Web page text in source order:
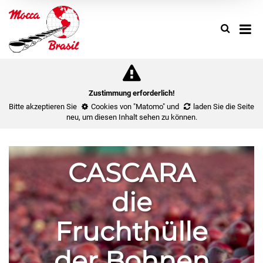
Zustimmung erforderlich!
Bitte akzeptieren Sie
Cookies von "Matomo" und
laden Sie die Seite
neu, um diesen Inhalt sehen zu können.
SearchUse
up
select
enter
go
search
result.
Touch
CASCARA
die
Fruchthülle